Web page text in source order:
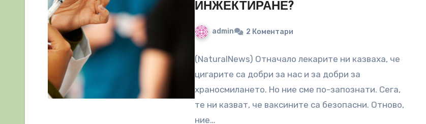
ИНЖЕКТИРАНЕ?
admin 2 Коментари
(NaturalNews) Отначало лекарите ни казваха, че
цигарите са добри за нас и за добри за
храносмилането. Но ние сме по-запознати. Сега,
те ни казват, че ваксините са безопасни. Отново,
ние…